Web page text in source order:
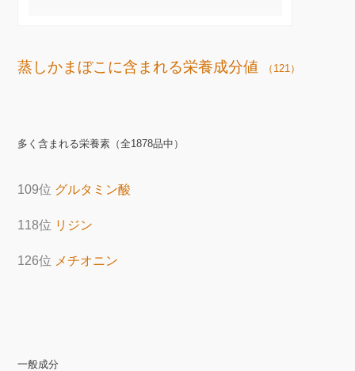
蒸しかまぼこに含まれる栄養成分値 （121）
多く含まれる栄養素（全1878品中）
109位 グルタミン酸
118位 リジン
126位 メチオニン
一般成分